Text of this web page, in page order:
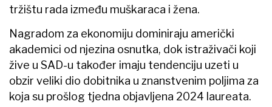
tržištu rada između muškaraca i žena.
Nagradom za ekonomiju dominiraju američki
akademici od njezina osnutka, dok istraživači koji
žive u SAD-u također imaju tendenciju uzeti u
obzir veliki dio dobitnika u znanstvenim poljima za
koja su prošlog tjedna objavljena 2024 laureata.